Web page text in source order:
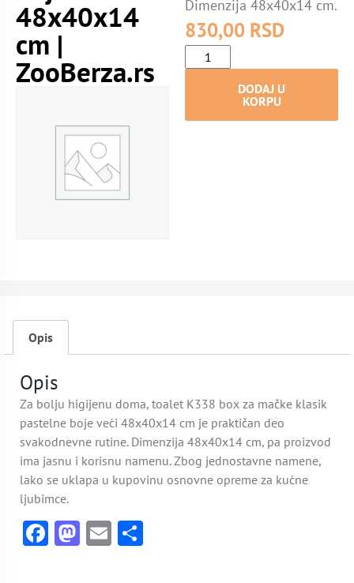
48x40x14
cm |
ZooBerza.rs
Dimenzija 48x40x14 cm.
830,00 RSD
DODAJ U
KORPU
Opis
Opis
Za bolju higijenu doma, toalet K338 box za mačke klasik
pastelne boje veći 48x40x14 cm je praktičan deo
svakodnevne rutine. Dimenzija 48x40x14 cm, pa proizvod
ima jasnu i korisnu namenu. Zbog jednostavne namene,
lako se uklapa u kupovinu osnovne opreme za kućne
ljubimce.
Facebook
Mastodon
Email